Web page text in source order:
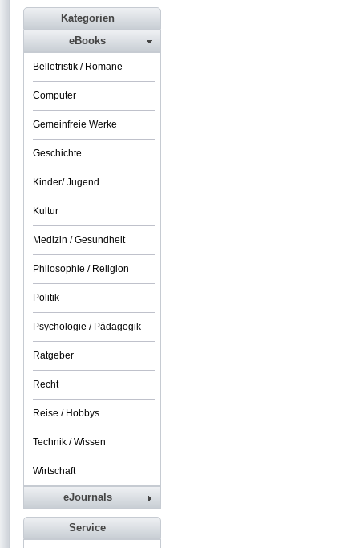
Kategorien
eBooks
Belletristik / Romane
Computer
Gemeinfreie Werke
Geschichte
Kinder/ Jugend
Kultur
Medizin / Gesundheit
Philosophie / Religion
Politik
Psychologie / Pädagogik
Ratgeber
Recht
Reise / Hobbys
Technik / Wissen
Wirtschaft
eJournals
Service